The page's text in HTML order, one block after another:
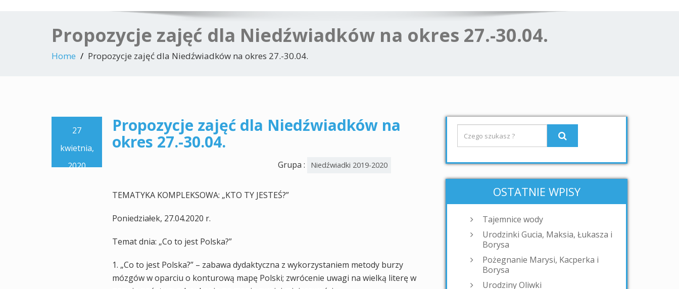
Propozycje zajęć dla Niedźwiadków na okres 27.-30.04.
Home Propozycje zajęć dla Niedźwiadków na okres 27.-30.04.
27
kwietnia,
2020
Propozycje zajęć dla Niedźwiadków na
okres 27.-30.04.
Grupa : Niedźwiadki 2019-2020
TEMATYKA KOMPLEKSOWA: „KTO TY JESTEŚ?”
Poniedziałek, 27.04.2020 r.
Temat dnia: „Co to jest Polska?”
1. „Co to jest Polska?” – zabawa dydaktyczna z wykorzystaniem metody burzy
mózgów w oparciu o konturową mapę Polski; zwrócenie uwagi na wielką literę w
OSTATNIE WPISY
Tajemnice wody
Urodzinki Gucia, Maksia, Łukasza i
Borysa
Pożegnanie Marysi, Kacperka i
Borysa
Urodziny Oliwki